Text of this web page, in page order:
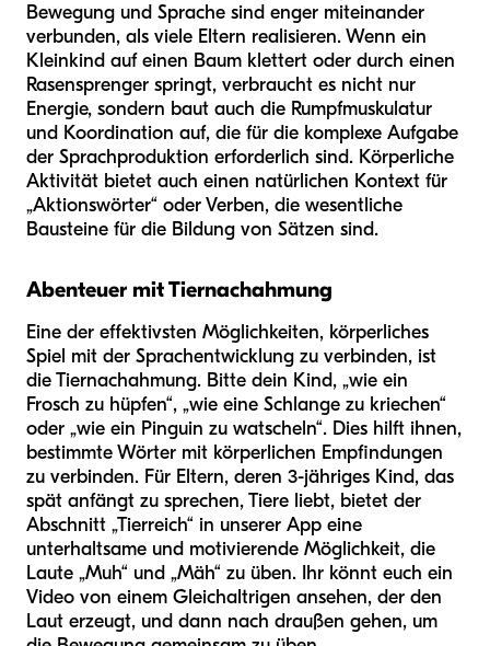
Bewegung und Sprache sind enger miteinander
verbunden, als viele Eltern realisieren. Wenn ein
Kleinkind auf einen Baum klettert oder durch einen
Rasensprenger springt, verbraucht es nicht nur
Energie, sondern baut auch die Rumpfmuskulatur
und Koordination auf, die für die komplexe Aufgabe
der Sprachproduktion erforderlich sind. Körperliche
Aktivität bietet auch einen natürlichen Kontext für
„Aktionswörter“ oder Verben, die wesentliche
Bausteine für die Bildung von Sätzen sind.
Abenteuer mit Tiernachahmung
Eine der effektivsten Möglichkeiten, körperliches
Spiel mit der Sprachentwicklung zu verbinden, ist
die Tiernachahmung. Bitte dein Kind, „wie ein
Frosch zu hüpfen“, „wie eine Schlange zu kriechen“
oder „wie ein Pinguin zu watscheln“. Dies hilft ihnen,
bestimmte Wörter mit körperlichen Empfindungen
zu verbinden. Für Eltern, deren 3-jähriges Kind, das
spät anfängt zu sprechen, Tiere liebt, bietet der
Abschnitt „Tierreich“ in unserer App eine
unterhaltsame und motivierende Möglichkeit, die
Laute „Muh“ und „Mäh“ zu üben. Ihr könnt euch ein
Video von einem Gleichaltrigen ansehen, der den
Laut erzeugt, und dann nach draußen gehen, um